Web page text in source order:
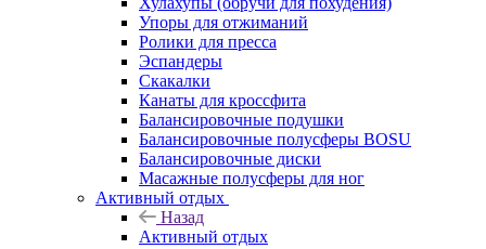
Упоры для отжиманий
Ролики для пресса
Эспандеры
Скакалки
Канаты для кроссфита
Балансировочные подушки
Балансировочные полусферы BOSU
Балансировочные диски
Масажные полусферы для ног
Активный отдых
Назад
Активный отдых